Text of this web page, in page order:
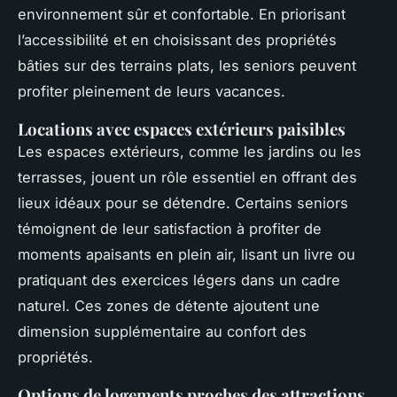
environnement sûr et confortable. En priorisant
l’accessibilité et en choisissant des propriétés
bâties sur des terrains plats, les seniors peuvent
profiter pleinement de leurs vacances.
Locations avec espaces extérieurs paisibles
Les espaces extérieurs, comme les jardins ou les
terrasses, jouent un rôle essentiel en offrant des
lieux idéaux pour se détendre. Certains seniors
témoignent de leur satisfaction à profiter de
moments apaisants en plein air, lisant un livre ou
pratiquant des exercices légers dans un cadre
naturel. Ces zones de détente ajoutent une
dimension supplémentaire au confort des
propriétés.